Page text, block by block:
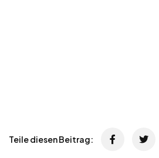
Teile diesen Beitrag: